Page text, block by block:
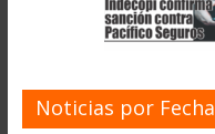
Noticias por Fecha